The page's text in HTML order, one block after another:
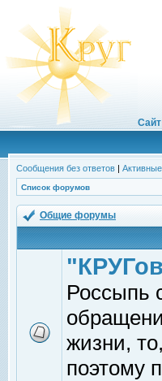
Сайт
Сообщения без ответов |
Список форумов
Общие форумы
Россыпь
жизни,
поэтому